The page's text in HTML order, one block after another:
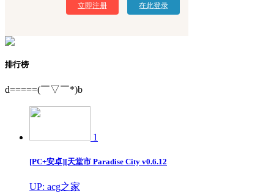
立即注册 在此登录
排行榜
d=====(￣▽￣*)b
1
[PC+安卓][天堂市 Paradise City v0.6.12
UP: acg之家